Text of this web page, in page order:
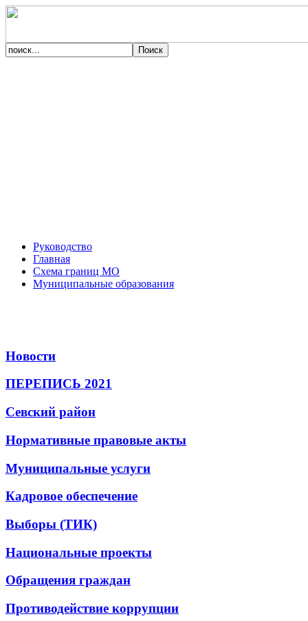
Руководство
Главная
Схема границ МО
Муниципальные образования
Новости
ПЕРЕПИСЬ 2021
Севский район
Нормативные правовые акты
Муниципальные услуги
Кадровое обеспечение
Выборы (ТИК)
Национальные проекты
Обращения граждан
Противодействие коррупции